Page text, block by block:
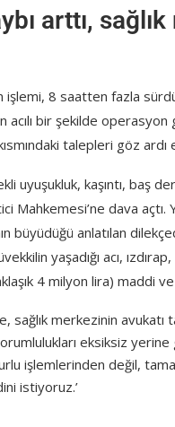
arttı,
8 saatten fazla
bir şekilde
talepleri göz
uyuşukluk, kaşıntı, baş
Mahkemesi’ne dava
büyüdüğü anlatılan
yaşadığı acı,
4 milyon lira)
sağlık merkezinin
eksiksiz
işlemlerinden değil,
istiyoruz.’